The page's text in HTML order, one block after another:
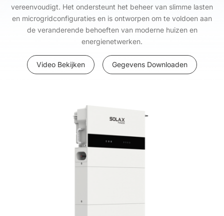
vereenvoudigt. Het ondersteunt het beheer van slimme lasten
en microgridconfiguraties en is ontworpen om te voldoen aan
de veranderende behoeften van moderne huizen en
energienetwerken.
Video Bekijken Gegevens Downloaden